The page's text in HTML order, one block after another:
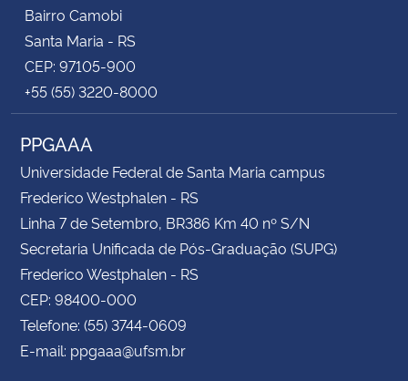
Bairro Camobi
Santa Maria - RS
CEP: 97105-900
+55 (55) 3220-8000
PPGAAA
Universidade Federal de Santa Maria campus
Frederico Westphalen - RS
Linha 7 de Setembro, BR386 Km 40 nº S/N
Secretaria Unificada de Pós-Graduação (SUPG)
Frederico Westphalen - RS
CEP: 98400-000
Telefone: (55) 3744-0609
E-mail: ppgaaa@ufsm.br